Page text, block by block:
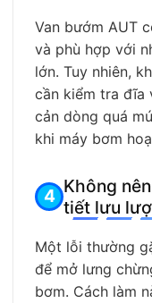
Van bướm AUT
và phù hợp với
lớn. Tuy nhiên,
cần kiểm tra đĩa
cản dòng quá
khi máy bơm
Không
tiết lưu
Một lỗi thường
để mở lưng
bơm. Cách làm